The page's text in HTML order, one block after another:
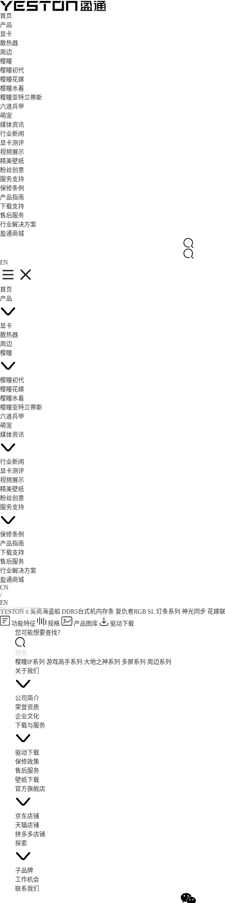
首页
产品
显卡
散热器
周边
樱瞳
樱瞳初代
樱瞳花嫁
樱瞳水着
樱瞳亚特兰蒂斯
六道兵甲
萌宠
媒体资讯
行业新闻
显卡测评
视频展示
精美壁纸
粉丝创意
服务支持
保修条例
产品指南
下载支持
售后服务
行业解决方案
盈通商城
EN
首页
产品
显卡
散热器
周边
樱瞳
樱瞳初代
樱瞳花嫁
樱瞳水着
樱瞳亚特兰蒂斯
六道兵甲
萌宠
媒体资讯
行业新闻
显卡测评
视频展示
精美壁纸
粉丝创意
服务支持
保修条例
产品指南
下载支持
售后服务
行业解决方案
盈通商城
CN
/
EN
YESTON x 美商海盗船 DDR5台式机内存条 复仇者RGB SL 灯条系列 神光同步 花嫁
功能特征
规格 产品图库
驱动下载
您可能想要查找？
樱瞳IP系列 游戏高手系列 大地之神系列 多屏系列 周边系列
关于我们
公司简介
荣誉资质
企业文化
下载与服务
驱动下载
保修政策
售后服务
壁纸下载
官方旗舰店
京东店铺
天猫店铺
拼多多店铺
探索
子品牌
工作机会
联系我们